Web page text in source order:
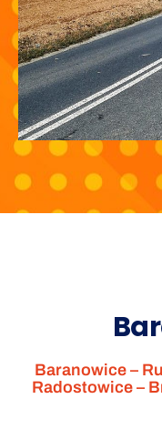
Baranowice –
Radostowice –